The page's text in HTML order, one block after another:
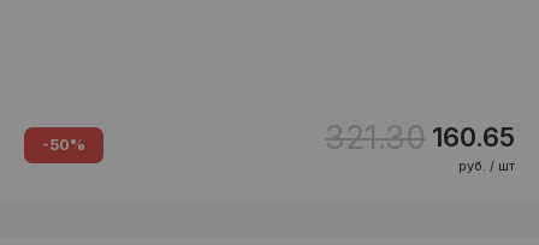
-50% 321.30 160.65
руб. / шт